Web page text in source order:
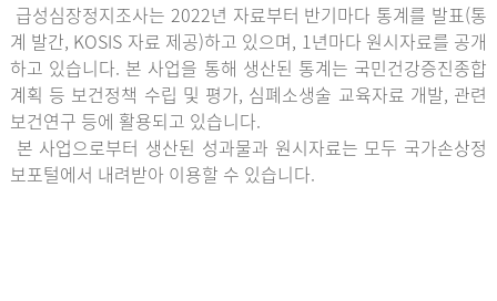
급성심장정지조사는 2022년 자료부터 반기마다 통계를 발표(통
계 발간, KOSIS 자료 제공)하고 있으며, 1년마다 원시자료를 공개
하고 있습니다. 본 사업을 통해 생산된 통계는 국민건강증진종합
계획 등 보건정책 수립 및 평가, 심폐소생술 교육자료 개발, 관련
보건연구 등에 활용되고 있습니다.
본 사업으로부터 생산된 성과물과 원시자료는 모두 국가손상정
보포털에서 내려받아 이용할 수 있습니다.